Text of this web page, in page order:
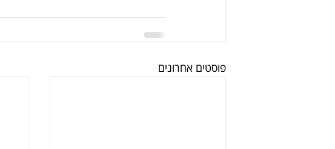
פוסטים אחרונים